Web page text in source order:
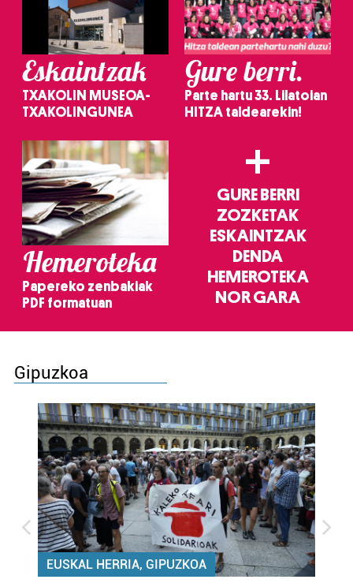
Eskaintzak
TXAKOLIN MUSEOA-
TXAKOLINGUNEA
Gure berri.
Parte hartu 33. Lilatoian
HITZA taldearekin!
Hemeroteka
Papereko zenbakiak
PDF formatuan
+
GURE BERRI
ZOZKETAK
ESKAINTZAK
DENDA
HEMEROTEKA
NOR GARA
Gipuzkoa
EUSKAL HERRIA, GIPUZKOA